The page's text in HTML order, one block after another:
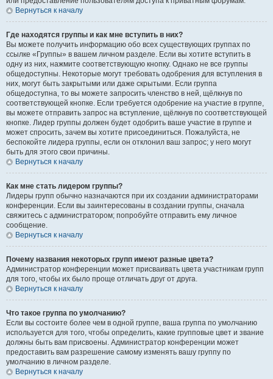
Вернуться к началу
Где находятся группы и как мне вступить в них?
Вы можете получить информацию обо всех существующих группах по
ссылке «Группы» в вашем личном разделе. Если вы хотите вступить в
одну из них, нажмите соответствующую кнопку. Однако не все группы
общедоступны. Некоторые могут требовать одобрения для вступления в
них, могут быть закрытыми или даже скрытыми. Если группа
общедоступна, то вы можете запросить членство в ней, щёлкнув по
соответствующей кнопке. Если требуется одобрение на участие в группе,
вы можете отправить запрос на вступление, щёлкнув по соответствующей
кнопке. Лидер группы должен будет одобрить ваше участие в группе и
может спросить, зачем вы хотите присоединиться. Пожалуйста, не
беспокойте лидера группы, если он отклонил ваш запрос; у него могут
быть для этого свои причины.
Вернуться к началу
Как мне стать лидером группы?
Лидеры групп обычно назначаются при их создании администраторами
конференции. Если вы заинтересованы в создании группы, сначала
свяжитесь с администратором; попробуйте отправить ему личное
сообщение.
Вернуться к началу
Почему названия некоторых групп имеют разные цвета?
Администратор конференции может присваивать цвета участникам групп
для того, чтобы их было проще отличать друг от друга.
Вернуться к началу
Что такое группа по умолчанию?
Если вы состоите более чем в одной группе, ваша группа по умолчанию
используется для того, чтобы определить, какие групповые цвет и звание
должны быть вам присвоены. Администратор конференции может
предоставить вам разрешение самому изменять вашу группу по
умолчанию в личном разделе.
Вернуться к началу